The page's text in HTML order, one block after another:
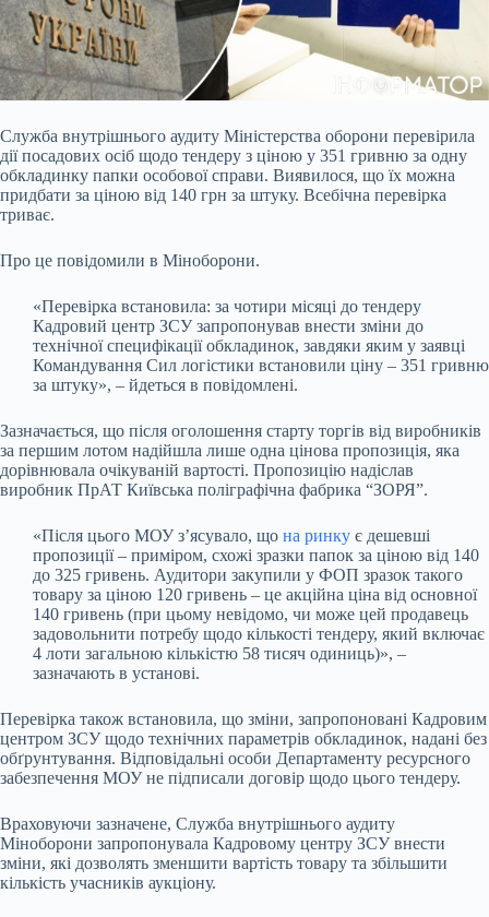
Служба внутрішнього аудиту Міністерства оборони перевірила
дії посадових осіб щодо тендеру з ціною у 351 гривню за одну
обкладинку папки особової справи. Виявилося, що їх можна
придбати за ціною від 140 грн за штуку. Всебічна перевірка
триває.
Про це повідомили в Міноборони.
«Перевірка встановила: за чотири місяці до тендеру
Кадровий центр ЗСУ запропонував внести зміни до
технічної специфікації обкладинок, завдяки яким у заявці
Командування Сил логістики встановили ціну – 351 гривню
за штуку», – йдеться в повідомлені.
Зазначається, що після оголошення старту торгів від виробників
за першим лотом надійшла лише одна цінова пропозиція, яка
дорівнювала очікуваній вартості. Пропозицію надіслав
виробник ПрАТ Київська поліграфічна фабрика “ЗОРЯ”.
«Після цього МОУ з’ясувало, що на ринку є дешевші
пропозиції – приміром, схожі зразки папок за ціною від 140
до 325 гривень. Аудитори закупили у ФОП зразок такого
товару за ціною 120 гривень – це акційна ціна від основної
140 гривень (при цьому невідомо, чи може цей продавець
задовольнити потребу щодо кількості тендеру, який включає
4 лоти загальною кількістю 58 тисяч одиниць)», –
зазначають в установі.
Перевірка також встановила, що зміни, запропоновані Кадровим
центром ЗСУ щодо технічних параметрів обкладинок, надані без
обґрунтування. Відповідальні особи Департаменту ресурсного
забезпечення МОУ не підписали договір щодо цього тендеру.
Враховуючи зазначене, Служба внутрішнього аудиту
Міноборони запропонувала Кадровому центру ЗСУ внести
зміни, які дозволять зменшити вартість товару та збільшити
кількість учасників аукціону.